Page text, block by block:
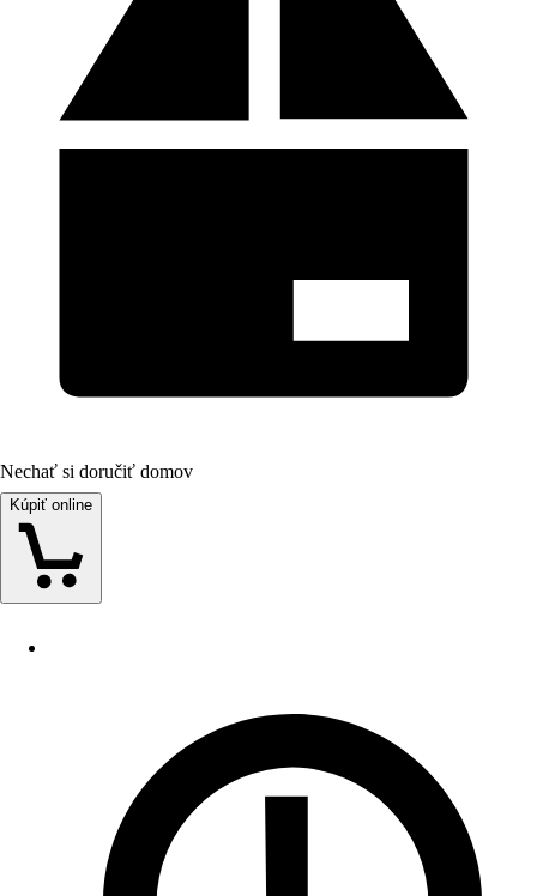
Nechať si doručiť domov
Kúpiť online